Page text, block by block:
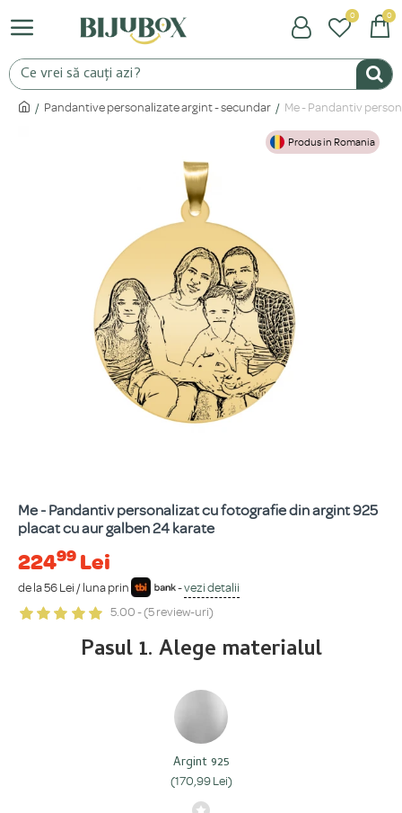
0 0
Pandantive personalizate argint - secundar Me - Pandantiv
Produs in Romania
Me - Pandantiv personalizat cu fotografie din argint 925
placat cu aur galben 24 karate
22499 Lei
de la 56 Lei / luna prin -vezi detalii
5.00 - (5 review-uri)
Pasul 1. Alege materialul
Argint 925
(170,99 Lei)